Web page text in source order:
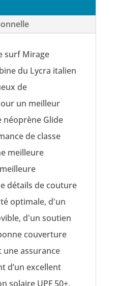
surf Mirage
du Lycra italien
de
un meilleur
néoprène Glide
de classe
meilleure
détails de couture
optimale, d'un
d'un soutien
couverture
assurance
d’un excellent
solaire UPF 50+.